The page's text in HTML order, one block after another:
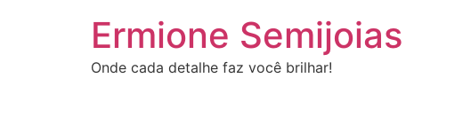
Ermione Semijoias
Onde cada detalhe faz você brilhar!